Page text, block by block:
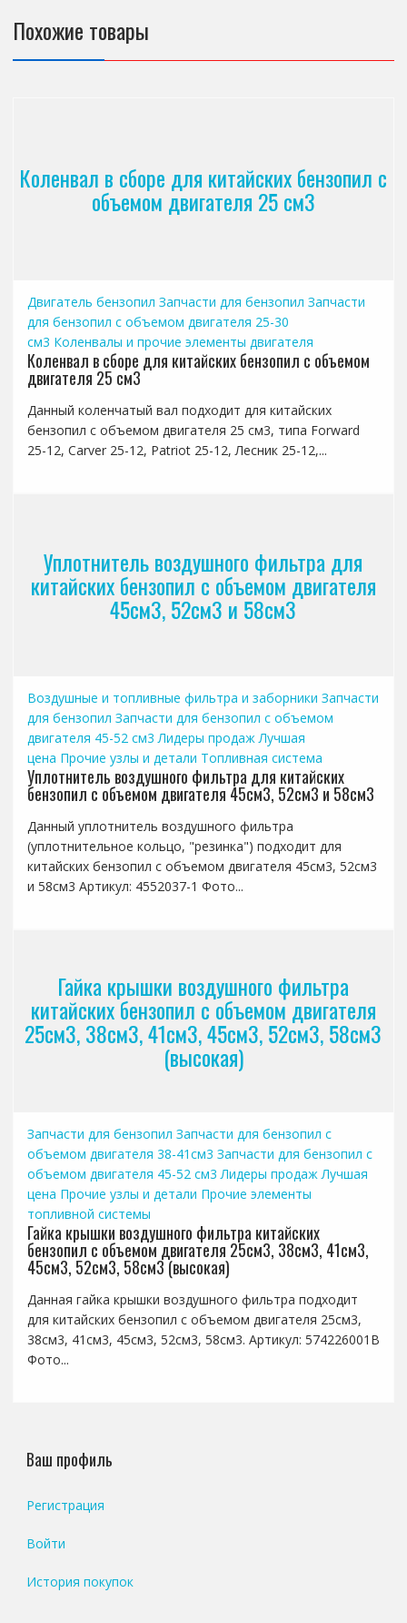
Похожие товары
Коленвал в сборе для китайских бензопил с
объемом двигателя 25 см3
Двигатель бензопил Запчасти для бензопил Запчасти
для бензопил с объемом двигателя 25-30
см3 Коленвалы и прочие элементы двигателя
Коленвал в сборе для китайских бензопил с объемом
двигателя 25 см3
Данный коленчатый вал подходит для китайских
бензопил с объемом двигателя 25 см3, типа Forward
25-12, Carver 25-12, Patriot 25-12, Лесник 25-12,...
Уплотнитель воздушного фильтра для
китайских бензопил с объемом двигателя
45см3, 52см3 и 58см3
Воздушные и топливные фильтра и заборники Запчасти
для бензопил Запчасти для бензопил с объемом
двигателя 45-52 см3 Лидеры продаж Лучшая
цена Прочие узлы и детали Топливная система
Уплотнитель воздушного фильтра для китайских
бензопил с объемом двигателя 45см3, 52см3 и 58см3
Данный уплотнитель воздушного фильтра
(уплотнительное кольцо, "резинка") подходит для
китайских бензопил с объемом двигателя 45см3, 52см3
и 58см3 Артикул: 4552037-1 Фото...
Гайка крышки воздушного фильтра
китайских бензопил с объемом двигателя
25см3, 38см3, 41см3, 45см3, 52см3, 58см3
(высокая)
Запчасти для бензопил Запчасти для бензопил с
объемом двигателя 38-41см3 Запчасти для бензопил с
объемом двигателя 45-52 см3 Лидеры продаж Лучшая
цена Прочие узлы и детали Прочие элементы
топливной системы
Гайка крышки воздушного фильтра китайских
бензопил с объемом двигателя 25см3, 38см3, 41см3,
45см3, 52см3, 58см3 (высокая)
Данная гайка крышки воздушного фильтра подходит
для китайских бензопил с объемом двигателя 25см3,
38см3, 41см3, 45см3, 52см3, 58см3. Артикул: 574226001B
Фото...
Ваш профиль
Регистрация
Войти
История покупок